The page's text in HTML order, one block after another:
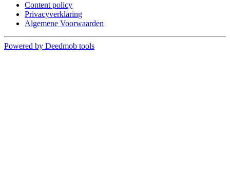
Content policy
Privacyverklaring
Algemene Voorwaarden
Powered by Deedmob tools